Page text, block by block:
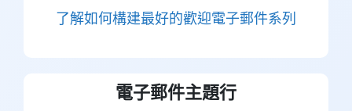
了解如何構建最好的歡迎電子郵件系列
電子郵件主題行